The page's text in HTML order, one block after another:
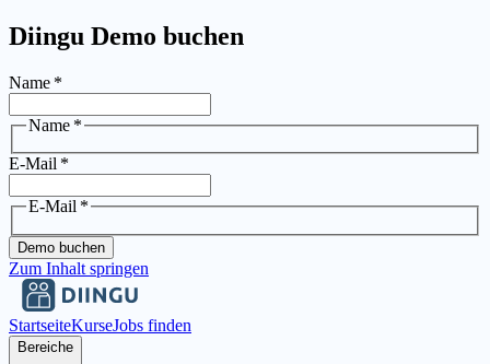
Diingu Demo buchen
Name *
Name *
E-Mail *
E-Mail *
Demo buchen
Zum Inhalt springen
StartseiteKurseJobs finden
Bereiche